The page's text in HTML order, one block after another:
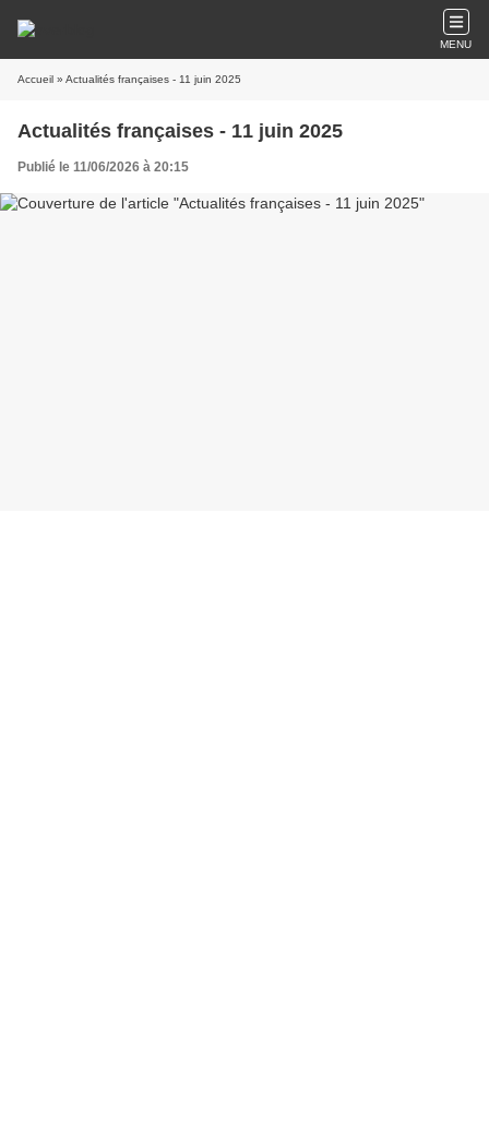
MENU
Accueil » Actualités françaises - 11 juin 2025
Actualités françaises - 11 juin 2025
Publié le 11/06/2026 à 20:15